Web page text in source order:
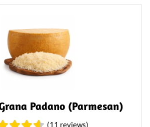
Padano (Parmesan)
(11 reviews)